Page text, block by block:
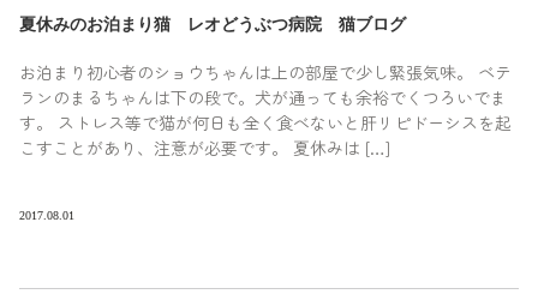
夏休みのお泊まり猫 レオどうぶつ病院 猫ブログ
お泊まり初心者のショウちゃんは上の部屋で少し緊張気味。 ベテ
ランのまるちゃんは下の段で。犬が通っても余裕でくつろいでま
す。 ストレス等で猫が何日も全く食べないと肝リピドーシスを起
こすことがあり、注意が必要です。 夏休みは […]
2017.08.01